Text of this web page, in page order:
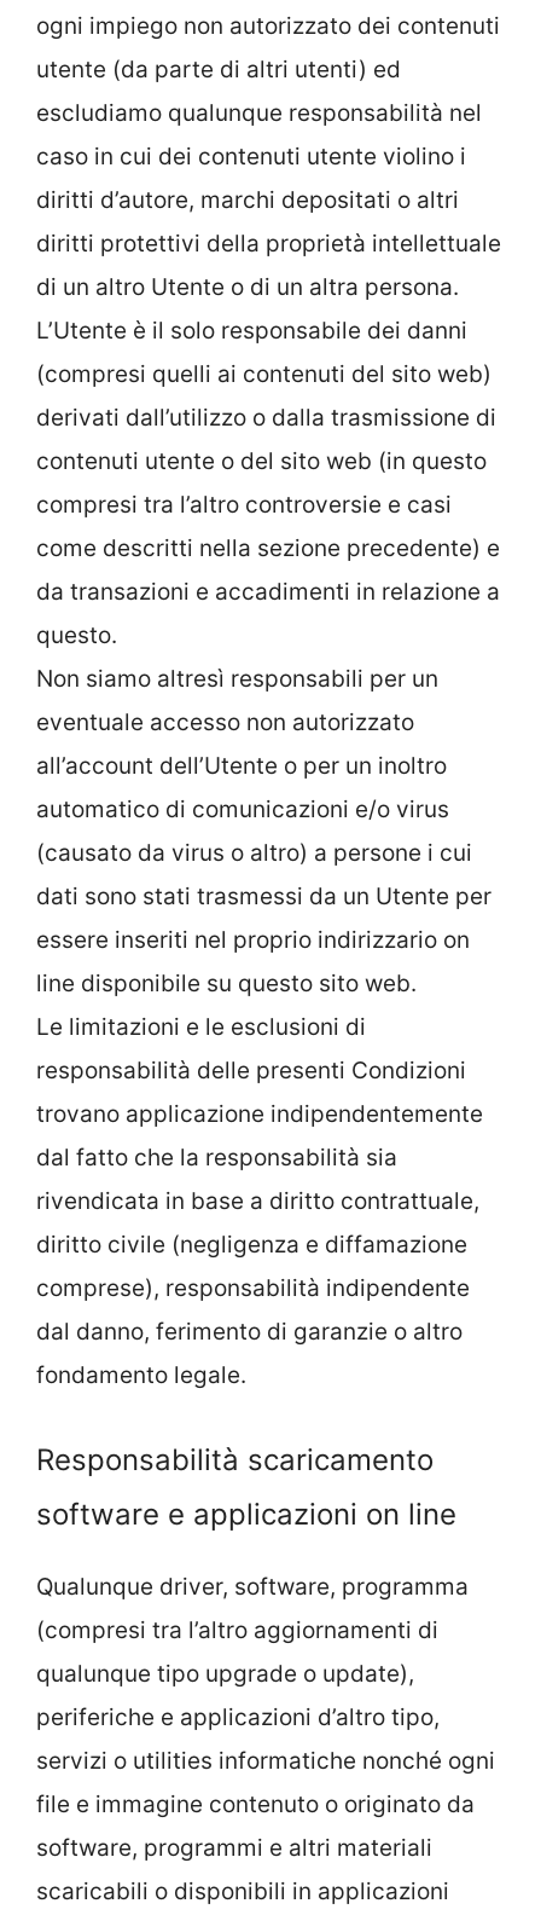
ogni impiego non autorizzato dei contenuti
utente (da parte di altri utenti) ed
escludiamo qualunque responsabilità nel
caso in cui dei contenuti utente violino i
diritti d’autore, marchi depositati o altri
diritti protettivi della proprietà intellettuale
di un altro Utente o di un altra persona.
L’Utente è il solo responsabile dei danni
(compresi quelli ai contenuti del sito web)
derivati dall’utilizzo o dalla trasmissione di
contenuti utente o del sito web (in questo
compresi tra l’altro controversie e casi
come descritti nella sezione precedente) e
da transazioni e accadimenti in relazione a
questo.
Non siamo altresì responsabili per un
eventuale accesso non autorizzato
all’account dell’Utente o per un inoltro
automatico di comunicazioni e/o virus
(causato da virus o altro) a persone i cui
dati sono stati trasmessi da un Utente per
essere inseriti nel proprio indirizzario on
line disponibile su questo sito web.
Le limitazioni e le esclusioni di
responsabilità delle presenti Condizioni
trovano applicazione indipendentemente
dal fatto che la responsabilità sia
rivendicata in base a diritto contrattuale,
diritto civile (negligenza e diffamazione
comprese), responsabilità indipendente
dal danno, ferimento di garanzie o altro
fondamento legale.
Responsabilità scaricamento
software e applicazioni on line
Qualunque driver, software, programma
(compresi tra l’altro aggiornamenti di
qualunque tipo upgrade o update),
periferiche e applicazioni d’altro tipo,
servizi o utilities informatiche nonché ogni
file e immagine contenuto o originato da
software, programmi e altri materiali
scaricabili o disponibili in applicazioni